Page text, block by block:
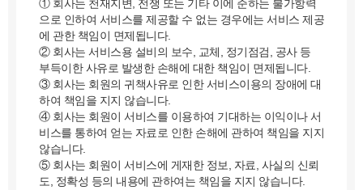
① 회사는 천재지변, 전쟁 또는 기타 이에 준하는 불가항력
으로 인하여 서비스를 제공할 수 없는 경우에는 서비스 제공
에 관한 책임이 면제됩니다.
② 회사는 서비스용 설비의 보수, 교체, 정기점검, 공사 등
부득이한 사유로 발생한 손해에 대한 책임이 면제됩니다.
③ 회사는 회원의 귀책사유로 인한 서비스이용의 장애에 대
하여 책임을 지지 않습니다.
④ 회사는 회원이 서비스를 이용하여 기대하는 이익이나 서
비스를 통하여 얻는 자료로 인한 손해에 관하여 책임을 지지
않습니다.
⑤ 회사는 회원이 서비스에 게재한 정보, 자료, 사실의 신뢰
도, 정확성 등의 내용에 관하여는 책임을 지지 않습니다.